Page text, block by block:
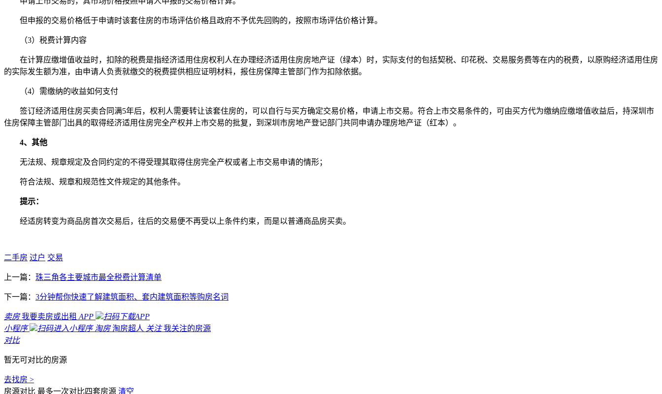
但申报的交易价格低于申请时该套住房的市场评估价格且政府不予优先回购的，按照市场评估价格计算。
（3）税费计算内容
在计算应缴增值收益时，扣除的税费是指经济适用住房权利人在办理经济适用住房房地产证（绿本）时，实际支付的包括契税、印花税、交易服务费等在内的税费，以原购经济适用住房
的实际发生额为准，由申请人负责就缴交的税费提供相应证明材料，报住房保障主管部门作为扣除依据。
（4）需缴纳的收益如何支付
签订经济适用住房买卖合同满5年后，权利人需要转让该套住房的，可以自行与买方确定交易价格，申请上市交易。符合上市交易条件的，可由买方代为缴纳应缴增值收益后，持深圳市
住房保障主管部门出具的取得经济适用住房完全产权并上市交易的批复，到深圳市房地产登记部门共同申请办理房地产证（红本）。
4、其他
无法规、规章规定及合同约定的不得受理其取得住房完全产权或者上市交易申请的情形；
符合法规、规章和规范性文件规定的其他条件。
提示：
经适房转变为商品房首次交易后，往后的交易便不再受以上条件约束，而是以普通商品房买卖。
二手房 过户 交易
上一篇： 珠三角各主要城市最全税费计算清单
下一篇： 3分钟帮你快速了解建筑面积、套内建筑面积等购房名词
卖房 我要卖房或出租 APP
扫码下载APP
小程序
扫码进入小程序 淘房 淘房超人 关注 我关注的房源
对比
暂无可对比的房源
去找房 >
房源对比 最多一次对比四套房源 清空